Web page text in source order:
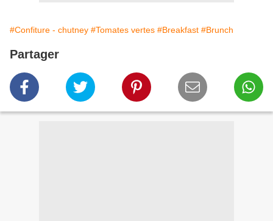
#Confiture - chutney #Tomates vertes #Breakfast #Brunch
Partager